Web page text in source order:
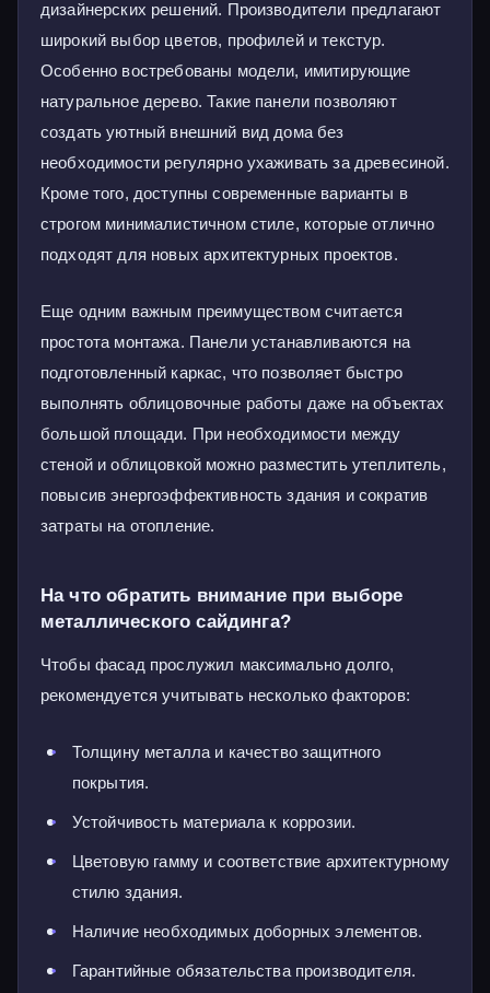
дизайнерских решений. Производители предлагают
широкий выбор цветов, профилей и текстур.
Особенно востребованы модели, имитирующие
натуральное дерево. Такие панели позволяют
создать уютный внешний вид дома без
необходимости регулярно ухаживать за древесиной.
Кроме того, доступны современные варианты в
строгом минималистичном стиле, которые отлично
подходят для новых архитектурных проектов.
Еще одним важным преимуществом считается
простота монтажа. Панели устанавливаются на
подготовленный каркас, что позволяет быстро
выполнять облицовочные работы даже на объектах
большой площади. При необходимости между
стеной и облицовкой можно разместить утеплитель,
повысив энергоэффективность здания и сократив
затраты на отопление.
На что обратить внимание при выборе
металлического сайдинга?
Чтобы фасад прослужил максимально долго,
рекомендуется учитывать несколько факторов:
Толщину металла и качество защитного
покрытия.
Устойчивость материала к коррозии.
Цветовую гамму и соответствие архитектурному
стилю здания.
Наличие необходимых доборных элементов.
Гарантийные обязательства производителя.